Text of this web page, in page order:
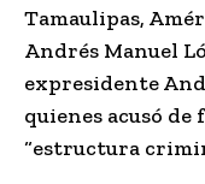
Tamaulipas,
Andrés Manuel
expresidente
quienes acusó
“estructura